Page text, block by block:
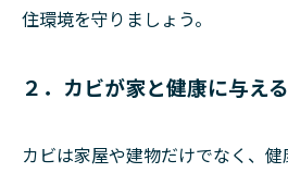
住環境を守りましょう。
２．カビが家と健康に与え
カビは家屋や建物だけでなく、